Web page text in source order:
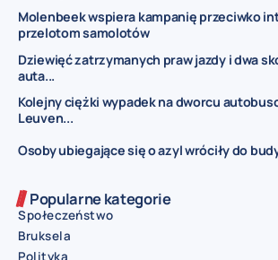
Molenbeek wspiera kampanię przeciwko
przelotom samolotów
Dziewięć zatrzymanych praw jazdy i dwa
auta...
Kolejny ciężki wypadek na dworcu
Leuven...
Osoby ubiegające się o azyl wróciły do
Popularne kategorie
Społeczeństwo
Bruksela
Polityka